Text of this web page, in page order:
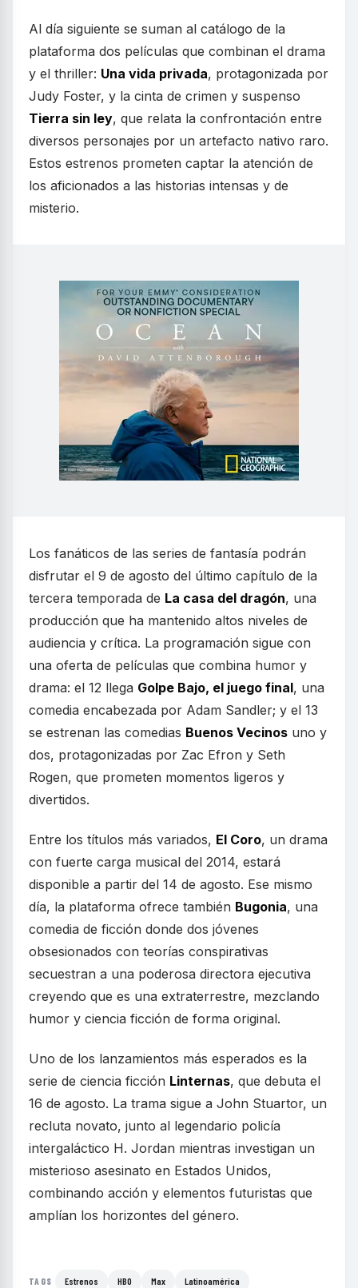
Al día siguiente se suman al catálogo de la
plataforma dos películas que combinan el drama
y el thriller: Una vida privada, protagonizada por
Judy Foster, y la cinta de crimen y suspenso
Tierra sin ley, que relata la confrontación entre
diversos personajes por un artefacto nativo raro.
Estos estrenos prometen captar la atención de
los aficionados a las historias intensas y de
misterio.
Los fanáticos de las series de fantasía podrán
disfrutar el 9 de agosto del último capítulo de la
tercera temporada de La casa del dragón, una
producción que ha mantenido altos niveles de
audiencia y crítica. La programación sigue con
una oferta de películas que combina humor y
drama: el 12 llega Golpe Bajo, el juego final, una
comedia encabezada por Adam Sandler; y el 13
se estrenan las comedias Buenos Vecinos uno y
dos, protagonizadas por Zac Efron y Seth
Rogen, que prometen momentos ligeros y
divertidos.
Entre los títulos más variados, El Coro, un drama
con fuerte carga musical del 2014, estará
disponible a partir del 14 de agosto. Ese mismo
día, la plataforma ofrece también Bugonia, una
comedia de ficción donde dos jóvenes
obsesionados con teorías conspirativas
secuestran a una poderosa directora ejecutiva
creyendo que es una extraterrestre, mezclando
humor y ciencia ficción de forma original.
Uno de los lanzamientos más esperados es la
serie de ciencia ficción Linternas, que debuta el
16 de agosto. La trama sigue a John Stuartor, un
recluta novato, junto al legendario policía
intergaláctico H. Jordan mientras investigan un
misterioso asesinato en Estados Unidos,
combinando acción y elementos futuristas que
amplían los horizontes del género.
TAGS Estrenos HBO Max Latinoamérica